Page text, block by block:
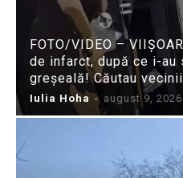
FOTO/VIDEO –
de infarct, după ce i-au
greșeală! Căutau
Iulia Hoha - august 9, 2026